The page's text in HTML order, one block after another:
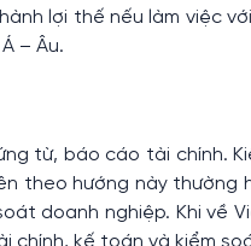
lợi thế nếu làm việc
– Âu.
từ, báo cáo tài chính.
theo hướng này thường
doanh nghiệp. Khi về
chính, kế toán và kiểm